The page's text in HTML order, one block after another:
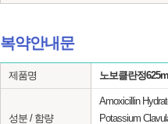
복약안내문
제품명 노보클란정
성분 / 함량
Amoxicillin
Potassium